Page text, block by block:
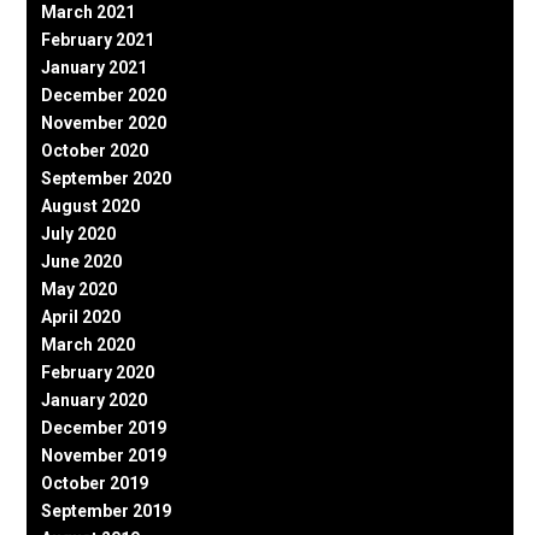
March 2021
February 2021
January 2021
December 2020
November 2020
October 2020
September 2020
August 2020
July 2020
June 2020
May 2020
April 2020
March 2020
February 2020
January 2020
December 2019
November 2019
October 2019
September 2019